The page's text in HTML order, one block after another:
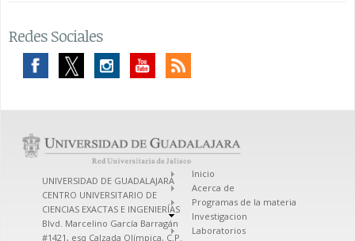
Redes Sociales
UNIVERSIDAD DE GUADALAJARA
CENTRO UNIVERSITARIO DE
CIENCIAS EXACTAS E INGENIERÍAS
Blvd. Marcelino García Barragán
#1421, esq Calzada Olímpica, C.P.
Inicio
Acerca de
Programas de la materia
Investigacion
Laboratorios